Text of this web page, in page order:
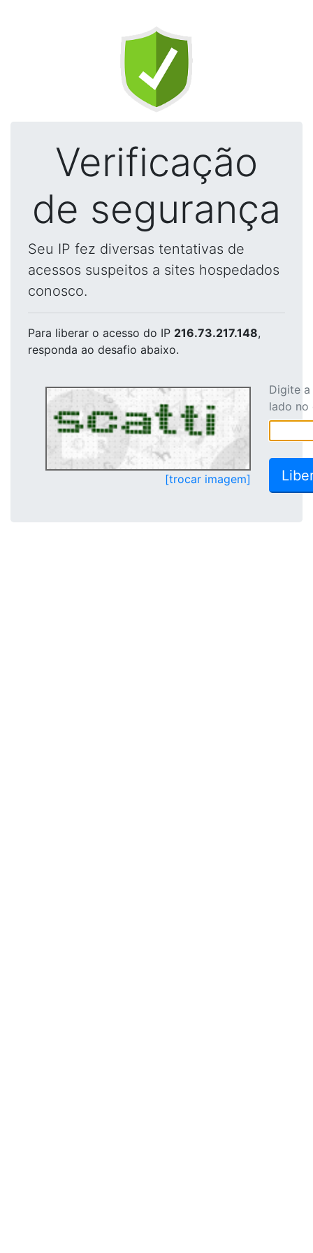
Verificação
de segurança
Seu IP fez diversas tentativas de
acessos suspeitos a sites hospedados
conosco.
Para liberar o acesso do IP 216.73.217.148,
responda ao desafio abaixo.
[trocar imagem]
Digite
lado no